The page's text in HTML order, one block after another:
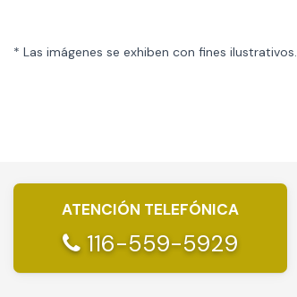
* Las imágenes se exhiben con fines ilustrativos.
ATENCIÓN TELEFÓNICA
116-559-5929